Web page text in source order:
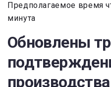
Предполагаемое время
минута
Обновлены